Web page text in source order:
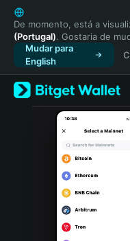
English
日本語
Tiếng Việt
Русский
Español (Latinoamérica)
Türkçe
Italiano
Português (Portugal)
Bahasa Indonesia
De momento, está a
(Portugal). Gostaria de
Mudar para
English